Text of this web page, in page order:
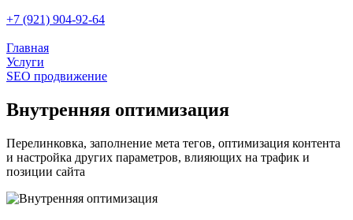
+7 (921) 904-92-64
Главная
Услуги
SEO продвижение
Внутренняя оптимизация
Перелинковка, заполнение мета тегов, оптимизация контента
и настройка других параметров, влияющих на трафик и
позиции сайта